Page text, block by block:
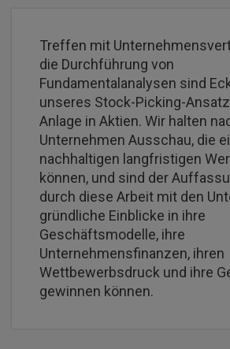
Treffen mit
die Durchführung von
Fundamentalanalysen sind
unseres Stock-Picking-
Anlage in Aktien. Wir halten
Unternehmen Ausschau, die
nachhaltigen langfristigen
können, und sind der
durch diese Arbeit mit den
gründliche Einblicke in ihre
Geschäftsmodelle, ihre
Unternehmensfinanzen, ihren
Wettbewerbsdruck und ihre
gewinnen können.